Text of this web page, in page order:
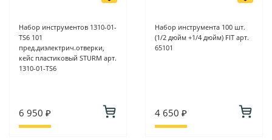
Набор инструментов 1310-01-
TS6 101
пред.диэлектрич.отверки,
кейс пластиковый STURM арт.
1310-01-TS6
6 950 ₽
Набор инструмента 100 шт.
(1/2 дюйм +1/4 дюйм) FIT арт.
65101
4 650 ₽